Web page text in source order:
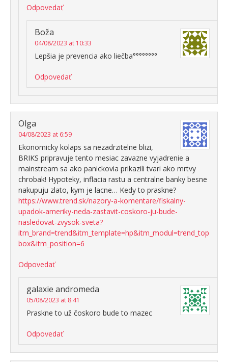
Odpovedať
Boža
04/08/2023 at 10:33
Lepšia je prevencia ako liečba°°°°°°°°
Odpovedať
Olga
04/08/2023 at 6:59
Ekonomicky kolaps sa nezadrzitelne blizi,
BRIKS pripravuje tento mesiac zavazne vyjadrenie a
mainstream sa ako panickovia prikazili tvari ako mrtvy
chrobak! Hypoteky, inflacia rastu a centralne banky besne
nakupuju zlato, kym je lacne… Kedy to praskne?
https://www.trend.sk/nazory-a-komentare/fiskalny-
upadok-ameriky-neda-zastavit-coskoro-ju-bude-
nasledovat-zvysok-sveta?
itm_brand=trend&itm_template=hp&itm_modul=trend_top
box&itm_position=6
Odpovedať
galaxie andromeda
05/08/2023 at 8:41
Praskne to už čoskoro bude to mazec
Odpovedať